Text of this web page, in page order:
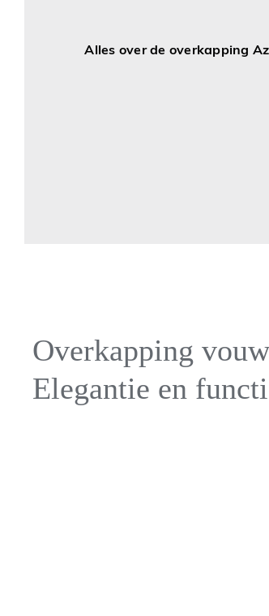
Alles over de overkapping
Overkapping
Elegantie en